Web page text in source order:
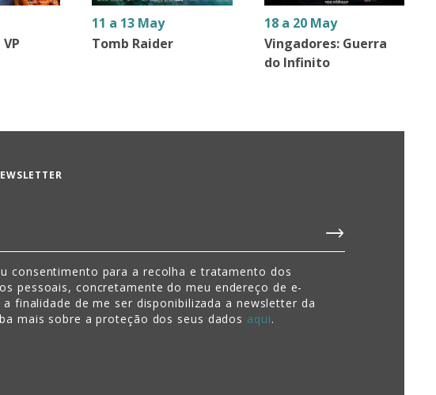
11 a 13 May
Tomb Raider
18 a 20 May
Vingadores: Guerra
do Infinito
consentimento para a recolha e tratamento dos
pessoais, concretamente do meu endereço de e-
finalidade de me ser disponibilizada a newsletter da
mais sobre a proteção dos seus dados aqui.